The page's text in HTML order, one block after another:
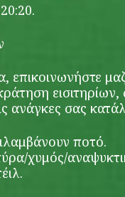
επικοινωνήστε
ανάγκες σας
ποτό.
χυμός/